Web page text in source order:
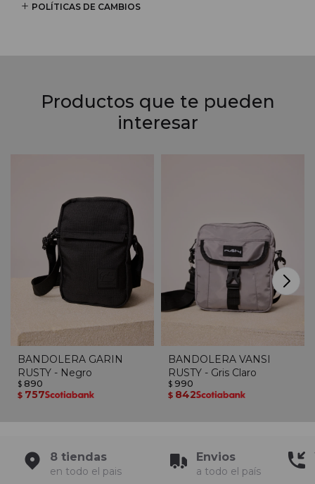
POLÍTICAS DE CAMBIOS
Productos que te pueden
interesar
BANDOLERA GARIN
RUSTY - Negro
$ 890
$ 757
BANDOLERA VANSI
RUSTY - Gris Claro
$ 990
$ 842
8 tiendas
en todo el pais
Envios
a todo el país